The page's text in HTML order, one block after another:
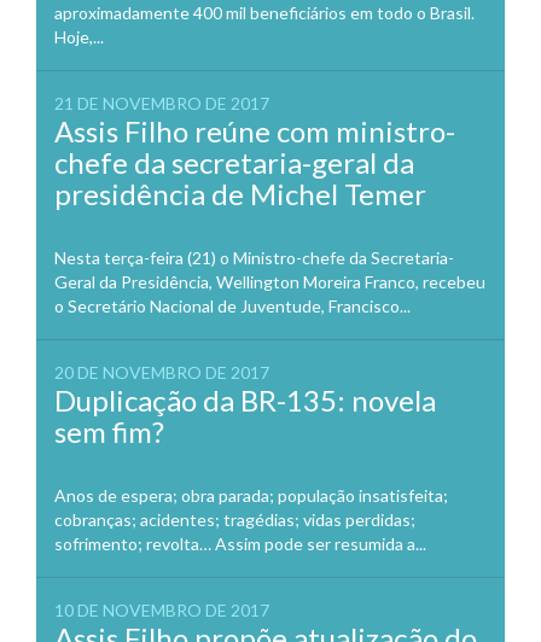
aproximadamente 400 mil beneficiários em todo o Brasil.
Hoje,...
21 DE NOVEMBRO DE 2017
Assis Filho reúne com ministro-
chefe da secretaria-geral da
presidência de Michel Temer
Nesta terça-feira (21) o Ministro-chefe da Secretaria-
Geral da Presidência, Wellington Moreira Franco, recebeu
o Secretário Nacional de Juventude, Francisco...
20 DE NOVEMBRO DE 2017
Duplicação da BR-135: novela
sem fim?
Anos de espera; obra parada; população insatisfeita;
cobranças; acidentes; tragédias; vidas perdidas;
sofrimento; revolta… Assim pode ser resumida a...
10 DE NOVEMBRO DE 2017